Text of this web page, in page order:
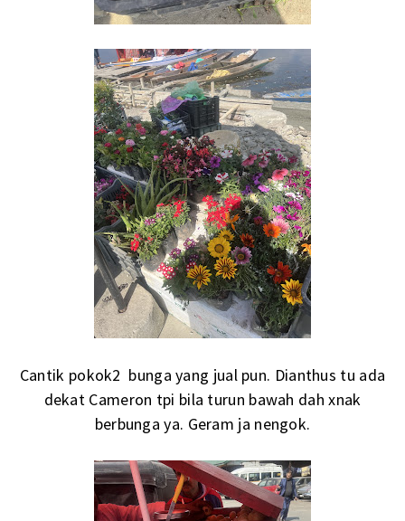
Cantik pokok2 bunga yang jual pun. Dianthus tu ada
dekat Cameron tpi bila turun bawah dah xnak
berbunga ya. Geram ja nengok.